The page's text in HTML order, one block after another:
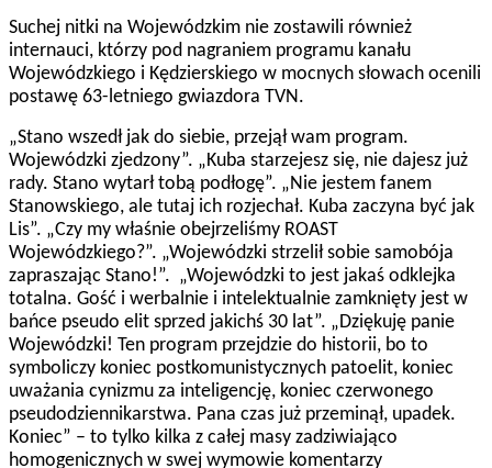
Suchej nitki na Wojewódzkim nie zostawili również
internauci, którzy pod nagraniem programu kanału
Wojewódzkiego i Kędzierskiego w mocnych słowach ocenili
postawę 63-letniego gwiazdora TVN.
„Stano wszedł jak do siebie, przejął wam program.
Wojewódzki zjedzony”. „Kuba starzejesz się, nie dajesz już
rady. Stano wytarł tobą podłogę”. „Nie jestem fanem
Stanowskiego, ale tutaj ich rozjechał. Kuba zaczyna być jak
Lis”. „Czy my właśnie obejrzeliśmy ROAST
Wojewódzkiego?”. „Wojewódzki strzelił sobie samobója
zapraszając Stano!”. „Wojewódzki to jest jakaś odklejka
totalna. Gość i werbalnie i intelektualnie zamknięty jest w
bańce pseudo elit sprzed jakichś 30 lat”. „Dziękuję panie
Wojewódzki! Ten program przejdzie do historii, bo to
symboliczy koniec postkomunistycznych patoelit, koniec
uważania cynizmu za inteligencję, koniec czerwonego
pseudodziennikarstwa. Pana czas już przeminął, upadek.
Koniec” – to tylko kilka z całej masy zadziwiająco
homogenicznych w swej wymowie komentarzy